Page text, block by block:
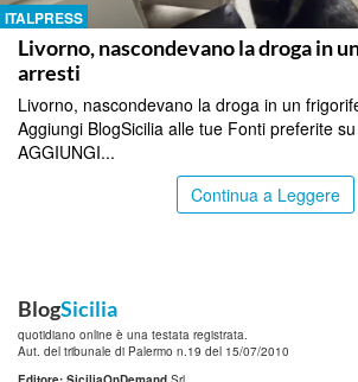
ITALPRESS
Livorno, nascondevano la droga in
arresti
Livorno, nascondevano la droga in un
Aggiungi BlogSicilia alle tue Fonti preferite
AGGIUNGI...
Continua a Leggere
BlogSicilia
quotidiano online è una testata registrata.
Aut. del tribunale di Palermo n.19 del 15/07/2010